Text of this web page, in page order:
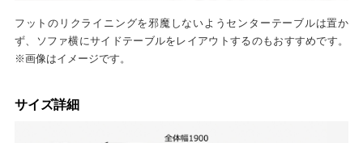
フットのリクライニングを邪魔しないようセンターテーブルは置か
ず、ソファ横にサイドテーブルをレイアウトするのもおすすめです。
※画像はイメージです。
サイズ詳細